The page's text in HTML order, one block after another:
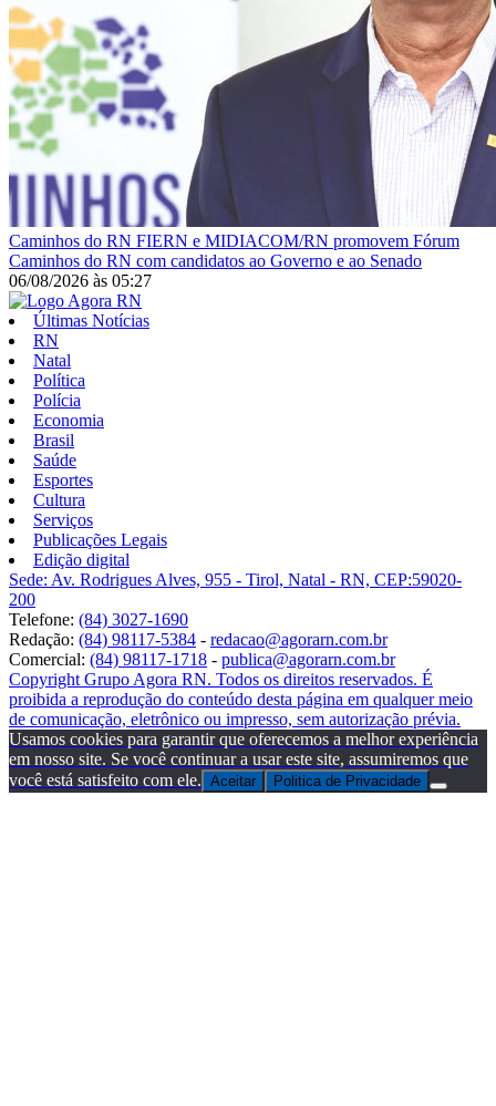
Caminhos do RN FIERN e MIDIACOM/RN promovem Fórum
Caminhos do RN com candidatos ao Governo e ao Senado
06/08/2026 às 05:27
Últimas Notícias
RN
Natal
Política
Polícia
Economia
Brasil
Saúde
Esportes
Cultura
Serviços
Publicações Legais
Edição digital
Sede: Av. Rodrigues Alves, 955 - Tirol, Natal - RN, CEP:59020-
200
Telefone: (84) 3027-1690
Redação: (84) 98117-5384 - redacao@agorarn.com.br
Comercial: (84) 98117-1718 - publica@agorarn.com.br
Copyright Grupo Agora RN. Todos os direitos reservados. É
proibida a reprodução do conteúdo desta página em qualquer meio
de comunicação, eletrônico ou impresso, sem autorização prévia.
Usamos cookies para garantir que oferecemos a melhor experiência
em nosso site. Se você continuar a usar este site, assumiremos que
você está satisfeito com ele. Aceitar Politica de Privacidade